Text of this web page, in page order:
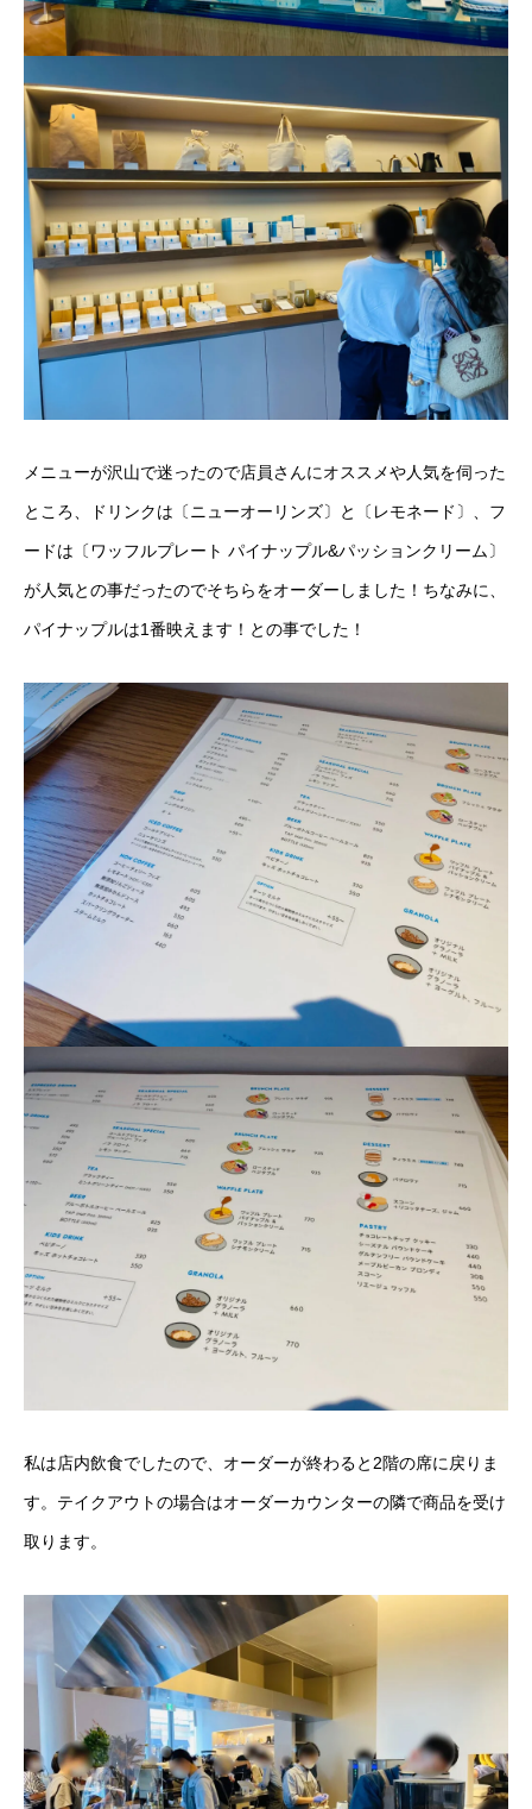
メニューが沢山で迷ったので店員さんにオススメや人気を伺った
ところ、ドリンクは〔ニューオーリンズ〕と〔レモネード〕、フ
ードは〔ワッフルプレート パイナップル&パッションクリーム〕
が人気との事だったのでそちらをオーダーしました！ちなみに、
パイナップルは1番映えます！との事でした！
私は店内飲食でしたので、オーダーが終わると2階の席に戻りま
す。テイクアウトの場合はオーダーカウンターの隣で商品を受け
取ります。